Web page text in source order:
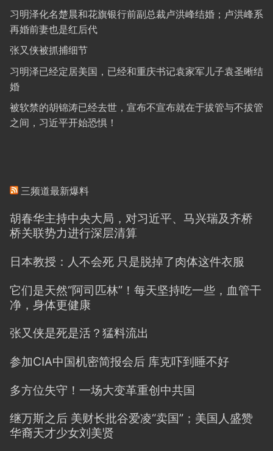
习明泽化名楚晨和花旗银行前副总裁卢洪峰结婚；卢洪峰系
再婚前妻也是红后代
张又侠被抓捕细节
习明泽已经定居美国，已经和重庆书记袁家军儿子袁圣晰结
婚
被软禁的胡锦涛已经去世，宣布不宣布就在于拔管与不拔管
之间，习近平开始恐惧！
三频道最新爆料
胡春华主持中央大局，对习近平、马兴瑞及齐桥
桥关联势力进行深层清算
日本教授：人不会死 只是脱掉了肉体这件衣服
它们是天然“阿司匹林”！每天坚持吃一些，血管干
净，身体更健康
张又侠是死是活？猛料流出
参加CIA中国机密简报会后 库克吓到睡不好
多方位失守！一场大变革重创中共国
继万斯之后 美财长批谷爱凌“卖国”；美国人盛赞
华裔天才少女刘美贤